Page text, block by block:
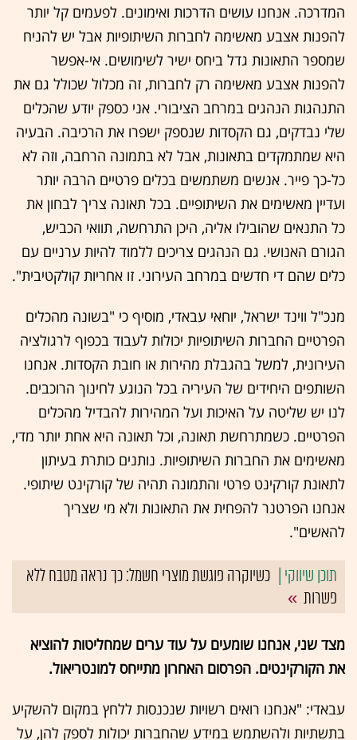
המדרכה. אנחנו עושים הדרכות ואימונים. לפעמים קל יותר
להפנות אצבע מאשימה לחברות השיתופיות אבל יש להניח
שמספר התאונות גדל ביחס ישיר לשימושים. אי-אפשר
להפנות אצבע מאשימה רק לחברות, זה מכלול שכולל גם את
התנהגות הנהגים במרחב הציבורי. אני כספק יודע שהכלים
שלי נבדקים, גם הקסדות שנספק ישפרו את הרכיבה. הבעיה
היא שמתמקדים בתאונות, אבל לא בתמונה הרחבה, וזה לא
כל-כך פייר. אנשים משתמשים בכלים פרטיים הרבה יותר
ועדיין מאשימים את השיתופיים. בכל תאונה צריך לבחון את
כל התנאים שהובילו אליה, היכן התרחשה, תוואי הכביש,
הגורם האנושי. גם הנהגים צריכים ללמוד להיות ערניים עם
כלים שהם די חדשים במרחב העירוני. זו אחריות קולקטיבית".
מנכ"ל ווינד ישראל, יוחאי עבאדי, מוסיף כי "בשונה מהכלים
הפרטיים החברות השיתופיות יכולות לעבוד בכפוף לרגולציה
העירונית, למשל בהגבלת מהירות או חובת הקסדות. אנחנו
השותפים היחידים של העיריה בכל הנוגע לחינוך הרוכבים.
לנו יש שליטה על האיכות ועל המהירות להבדיל מהכלים
הפרטיים. כשמתרחשת תאונה, וכל תאונה היא אחת יותר מדי,
מאשימים את החברות השיתופיות. נותנים כותרת בעיתון
לתאונת קורקינט פרטי והתמונה תהיה של קורקינט שיתופי.
אנחנו הפרטנר להפחית את התאונות ולא מי שצריך
להאשים".
כשיוקרה פוגשת מוצרי חשמל: כך נראה מטבח ללא
פשרות
מצד שני, אנחנו שומעים על עוד ערים שמחליטות להוציא
את הקורקינטים. הפרסום האחרון מתייחס למונטריאול.
עבאדי: "אנחנו רואים רשויות שנכנסות ללחץ במקום להשקיע
בתשתיות ולהשתמש במידע שהחברות יכולות לספק להן, על